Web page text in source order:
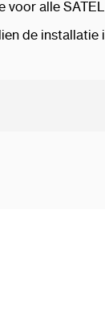
voor alle
de installatie